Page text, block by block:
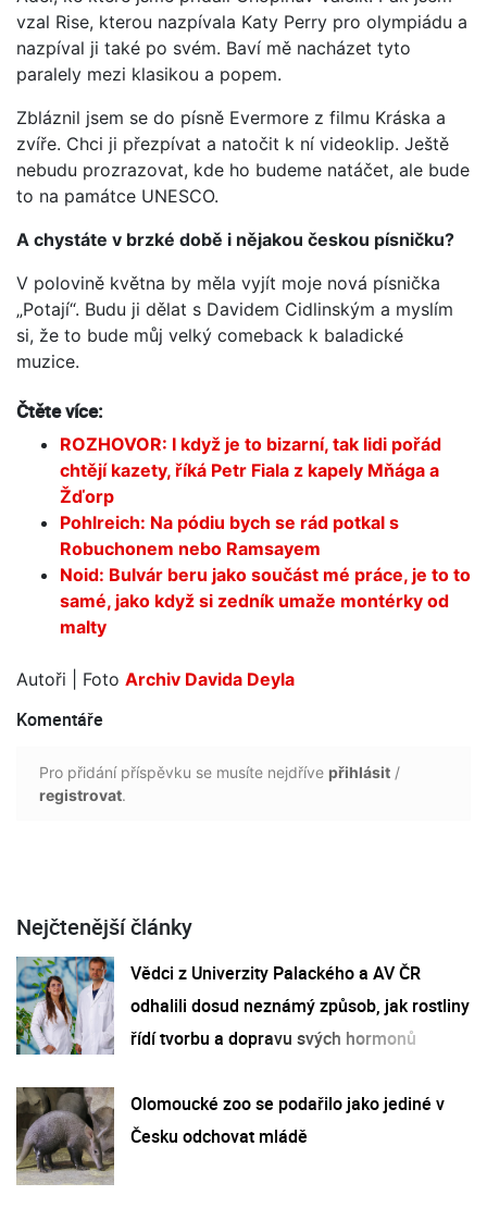
vzal Rise, kterou nazpívala Katy Perry pro olympiádu a
nazpíval ji také po svém. Baví mě nacházet tyto
paralely mezi klasikou a popem.
Zbláznil jsem se do písně Evermore z filmu Kráska a
zvíře. Chci ji přezpívat a natočit k ní videoklip. Ještě
nebudu prozrazovat, kde ho budeme natáčet, ale bude
to na památce UNESCO.
A chystáte v brzké době i nějakou českou písničku?
V polovině května by měla vyjít moje nová písnička
„Potají“. Budu ji dělat s Davidem Cidlinským a myslím
si, že to bude můj velký comeback k baladické
muzice.
Čtěte více:
ROZHOVOR: I když je to bizarní, tak lidi pořád
chtějí kazety, říká Petr Fiala z kapely Mňága a
Žďorp
Pohlreich: Na pódiu bych se rád potkal s
Robuchonem nebo Ramsayem
Noid: Bulvár beru jako součást mé práce, je to to
samé, jako když si zedník umaže montérky od
malty
Autoři | Foto Archiv Davida Deyla
Komentáře
Pro přidání příspěvku se musíte nejdříve přihlásit /
registrovat.
Nejčtenější články
Vědci z Univerzity Palackého a AV ČR
odhalili dosud neznámý způsob, jak rostliny
řídí tvorbu a dopravu svých hormonů
Olomoucké zoo se podařilo jako jediné v
Česku odchovat mládě